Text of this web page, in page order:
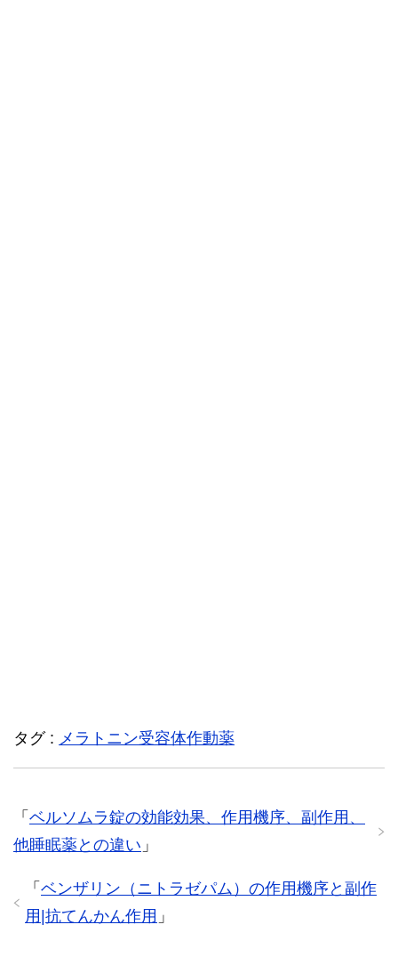
タグ : メラトニン受容体作動薬
「 ベルソムラ錠の効能効果、作用機序、副作用、
他睡眠薬との違い 」
「 ベンザリン（ニトラゼパム）の作用機序と副作
用|抗てんかん作用 」